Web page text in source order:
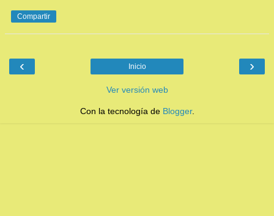
Compartir
‹ ›
Inicio
Ver versión web
Con la tecnología de Blogger.